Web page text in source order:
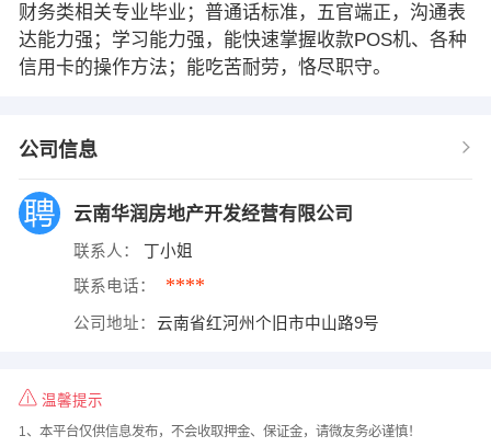
财务类相关专业毕业；普通话标准，五官端正，沟通表
达能力强；学习能力强，能快速掌握收款POS机、各种
信用卡的操作方法；能吃苦耐劳，恪尽职守。
公司信息
云南华润房地产开发经营有限公司
联系人： 丁小姐
联系电话： ****
公司地址： 云南省红河州个旧市中山路9号
温馨提示
1、本平台仅供信息发布，不会收取押金、保证金，请微友务必谨慎！